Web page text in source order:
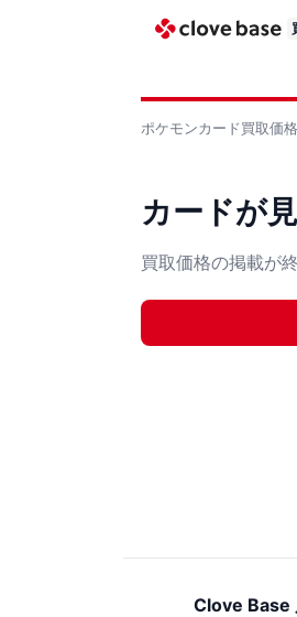
ポケモンカード買取価
カードが
買取価格の掲載が
Clove Base